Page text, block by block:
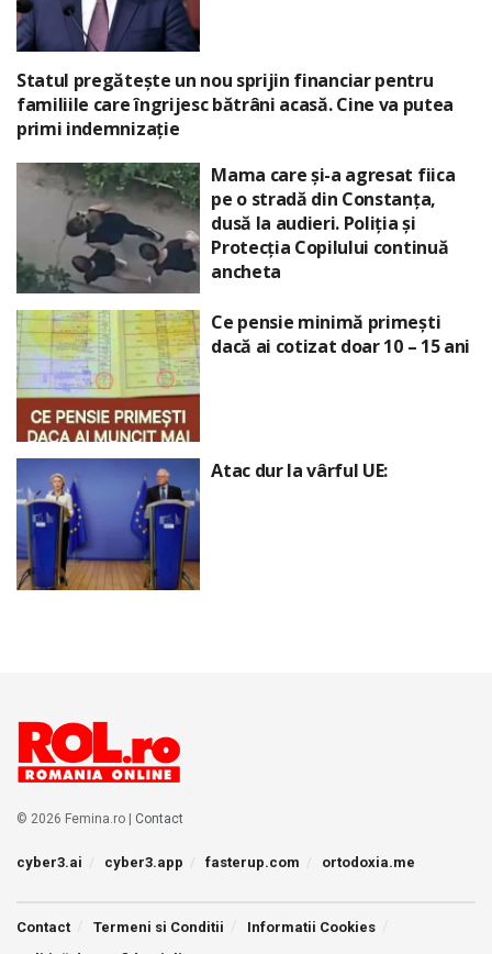
Statul pregătește un nou sprijin financiar pentru
familiile care îngrijesc bătrâni acasă. Cine va putea
primi indemnizație
Mama care și-a agresat fiica
pe o stradă din Constanța,
dusă la audieri. Poliția și
Protecția Copilului continuă
ancheta
Ce pensie minimă primești
dacă ai cotizat doar 10 – 15 ani
Atac dur la vârful UE:
© 2026 Femina.ro | Contact
cyber3.ai cyber3.app fasterup.com ortodoxia.me
Contact Termeni si Conditii
Informatii Cookies